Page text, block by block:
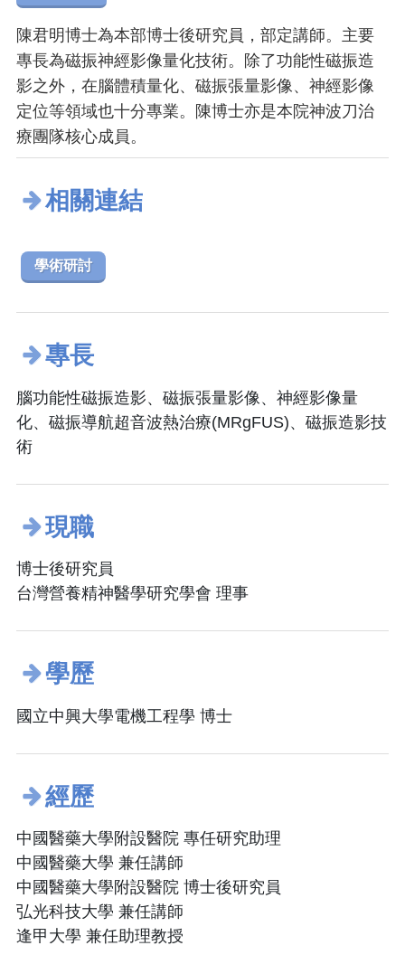
陳君明博士為本部博士後研究員，部定講師。主要
專長為磁振神經影像量化技術。除了功能性磁振造
影之外，在腦體積量化、磁振張量影像、神經影像
定位等領域也十分專業。陳博士亦是本院神波刀治
療團隊核心成員。
相關連結
學術研討
專長
腦功能性磁振造影、磁振張量影像、神經影像量
化、磁振導航超音波熱治療(MRgFUS)、磁振造影技
術
現職
博士後研究員
台灣營養精神醫學研究學會 理事
學歷
國立中興大學電機工程學 博士
經歷
中國醫藥大學附設醫院 專任研究助理
中國醫藥大學 兼任講師
中國醫藥大學附設醫院 博士後研究員
弘光科技大學 兼任講師
逢甲大學 兼任助理教授